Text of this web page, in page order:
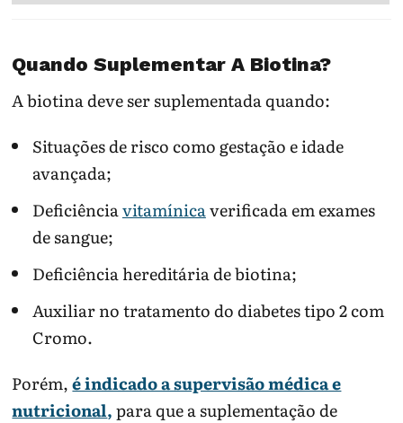
Quando Suplementar A Biotina?
A biotina deve ser suplementada quando:
Situações de risco como gestação e idade
avançada;
Deficiênciavitamínicaverificada em exames
de sangue;
Deficiência hereditária de biotina;
Auxiliar no tratamento do diabetes tipo 2 com
Cromo.
Porém,é indicado a supervisão médica e
nutricional,para que a suplementação de